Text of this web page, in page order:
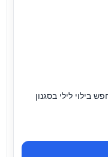
בילוי לילי בסגנון